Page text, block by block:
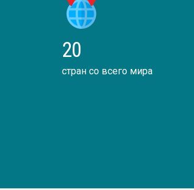
20
стран со всего мира